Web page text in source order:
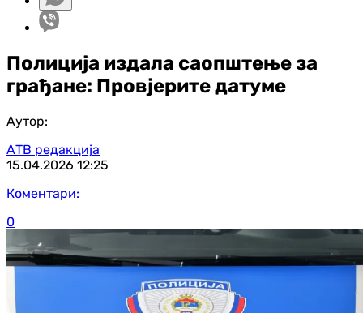
Полиција издала саопштење за
грађане: Провјерите датуме
Аутор:
АТВ редакција
15.04.2026 12:25
Коментари:
0